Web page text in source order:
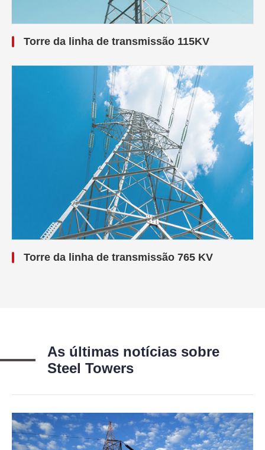
Torre da linha de transmissão 115KV
Torre da linha de transmissão 765 KV
As últimas notícias sobre
Steel Towers